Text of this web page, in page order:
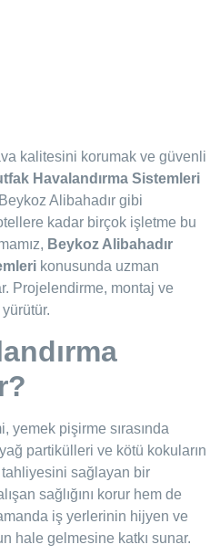
kalitesini korumak ve güvenli
Havalandırma Sistemleri
Alibahadır gibi
kadar birçok işletme bu
Beykoz Alibahadır
konusunda uzman
Projelendirme, montaj ve
yemek pişirme sırasında
partikülleri ve kötü kokuların
sağlayan bir
sağlığını korur hem de
iş yerlerinin hijyen ve
hale gelmesine katkı sunar.